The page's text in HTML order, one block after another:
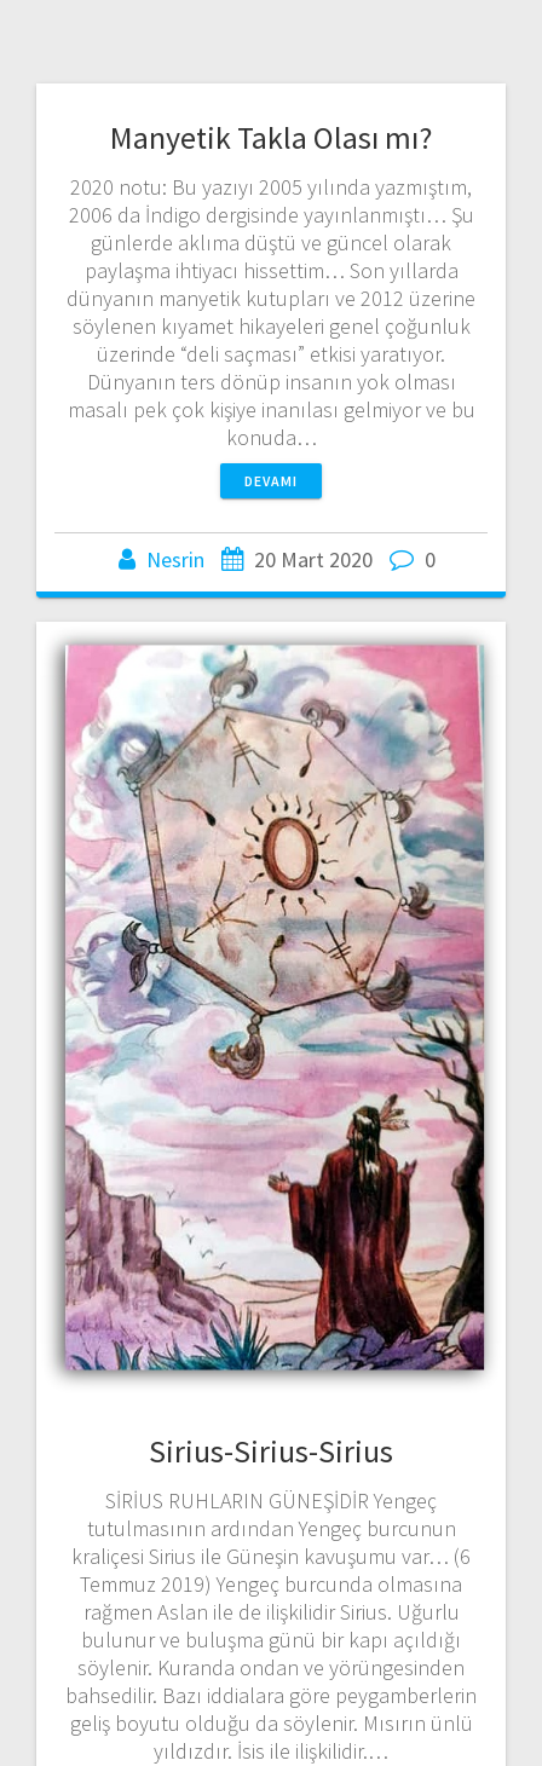
Manyetik Takla Olası mı?
2020 notu: Bu yazıyı 2005 yılında yazmıştım,
2006 da İndigo dergisinde yayınlanmıştı… Şu
günlerde aklıma düştü ve güncel olarak
paylaşma ihtiyacı hissettim… Son yıllarda
dünyanın manyetik kutupları ve 2012 üzerine
söylenen kıyamet hikayeleri genel çoğunluk
üzerinde “deli saçması” etkisi yaratıyor.
Dünyanın ters dönüp insanın yok olması
masalı pek çok kişiye inanılası gelmiyor ve bu
konuda…
DEVAMI
Nesrin 20 Mart 2020 0
Sirius-Sirius-Sirius
SİRİUS RUHLARIN GÜNEŞİDİR Yengeç
tutulmasının ardından Yengeç burcunun
kraliçesi Sirius ile Güneşin kavuşumu var… (6
Temmuz 2019) Yengeç burcunda olmasına
rağmen Aslan ile de ilişkilidir Sirius. Uğurlu
bulunur ve buluşma günü bir kapı açıldığı
söylenir. Kuranda ondan ve yörüngesinden
bahsedilir. Bazı iddialara göre peygamberlerin
geliş boyutu olduğu da söylenir. Mısırın ünlü
yıldızdır. İsis ile ilişkilidir.…